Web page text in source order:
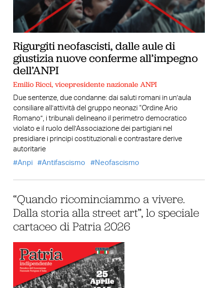
Rigurgiti neofascisti, dalle aule di
giustizia nuove conferme all’impegno
dell’ANPI
Emilio Ricci, vicepresidente nazionale ANPI
Due sentenze, due condanne: dai saluti romani in un’aula
consiliare all’attività del gruppo neonazi “Ordine Ario
Romano”, i tribunali delineano il perimetro democratico
violato e il ruolo dell’Associazione dei partigiani nel
presidiare i principi costituzionali e contrastare derive
autoritarie
Anpi
Antifascismo Neofascismo
“Quando ricominciammo a vivere.
Dalla storia alla street art”, lo speciale
cartaceo di Patria 2026